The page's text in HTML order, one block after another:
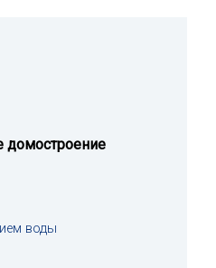
домостроение
воды